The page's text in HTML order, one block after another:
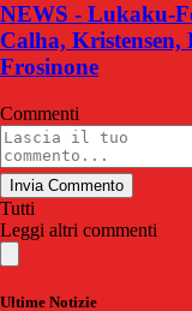
NEWS - Lukaku-
Calha,
Frosinone
Commenti
Invia Commento
Tutti
Leggi altri commenti
Ultime Notizie